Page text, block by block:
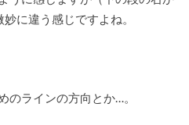
に違う感じですよね。
のラインの方向とか…。